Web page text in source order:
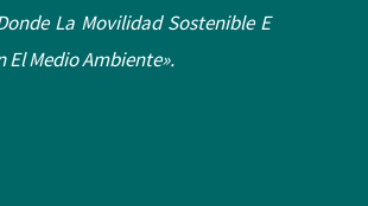
La Movilidad Sostenible E
El Medio Ambiente».